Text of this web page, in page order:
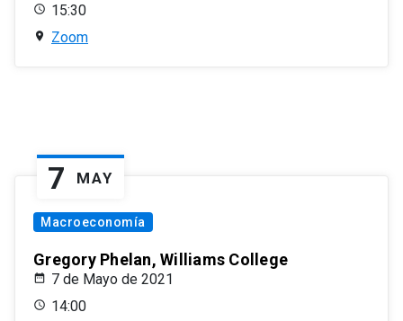
15:30
Zoom
7 MAY
Macroeconomía
Gregory Phelan, Williams College
7 de Mayo de 2021
14:00